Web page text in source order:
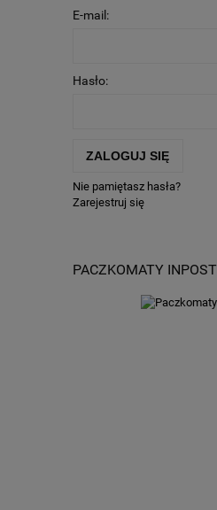
E-mail:
Hasło:
ZALOGUJ SIĘ
Nie pamiętasz hasła?
Zarejestruj się
PACZKOMATY INPOST